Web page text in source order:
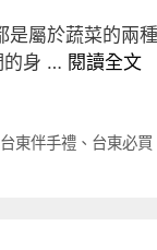
屬於蔬菜的兩
的身 … 閱讀全文
台東伴手禮、 台東必買